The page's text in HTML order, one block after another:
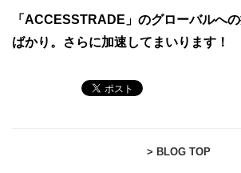
「ACCESSTRADE」のグローバルへ
ばかり。さらに加速してまいります！
> BLOG TOP